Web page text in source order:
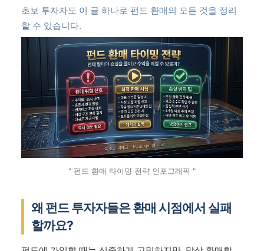
초보 투자자도 이 글 하나로 펀드 환매의 모든 것을 정리
할 수 있습니다.
" 펀드 환매 타이밍 전략 인포그래픽 "
왜 펀드 투자자들은 환매 시점에서 실패
할까요?